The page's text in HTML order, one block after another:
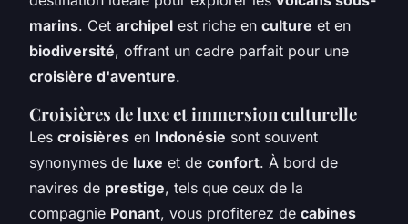
marins. Cet archipel est riche en culture et en
biodiversité, offrant un cadre parfait pour une
croisière d'aventure.
Croisières de luxe et immersion culturelle
Les croisières en Indonésie sont souvent
synonymes de luxe et de confort. À bord de
navires de prestige, tels que ceux de la
compagnie Ponant, vous profiterez de cabines